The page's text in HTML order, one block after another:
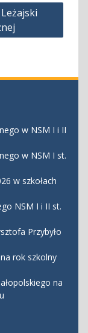
Leżajski
w NSM I i II
w NSM I st.
w szkołach
NSM I i II st.
Przybyło
rok szkolny
na